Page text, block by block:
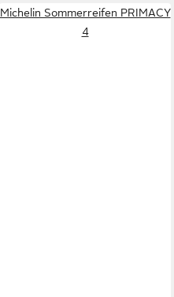
Michelin Sommerreifen PRIMACY
4